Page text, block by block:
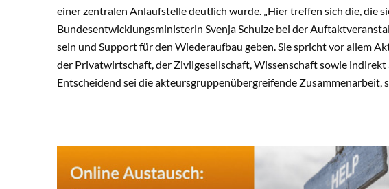
einer zentralen Anlaufstelle deutlich wurde. „Hier treffen sich die, die
Bundesentwicklungsministerin Svenja Schulze bei der
sein und Support für den Wiederaufbau geben. Sie spricht vor allem
der Privatwirtschaft, der Zivilgesellschaft, Wissenschaft sowie
Entscheidend sei die akteursgruppenübergreifende Zusammenarbeit,